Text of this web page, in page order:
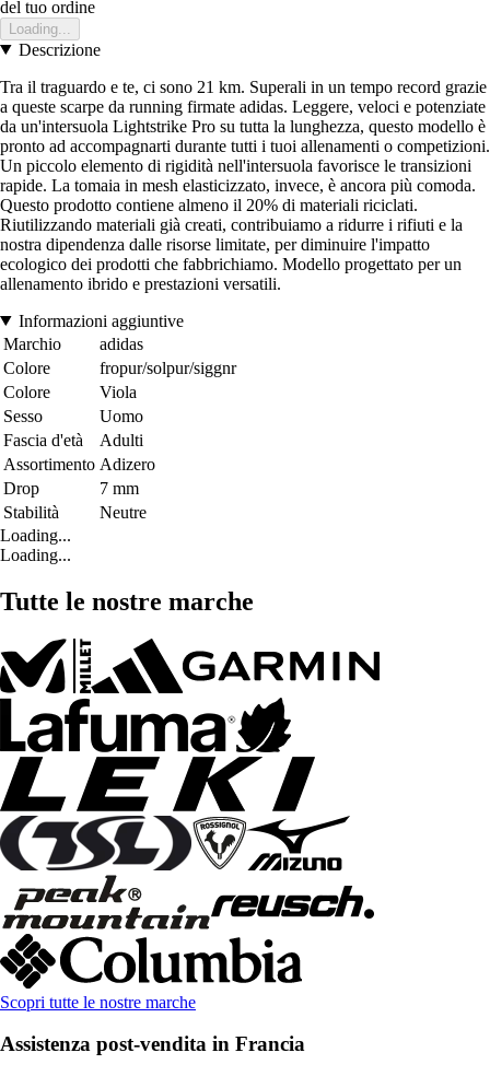
del tuo ordine
Loading...
Descrizione
Tra il traguardo e te, ci sono 21 km. Superali in un tempo record grazie
a queste scarpe da running firmate adidas. Leggere, veloci e potenziate
da un'intersuola Lightstrike Pro su tutta la lunghezza, questo modello è
pronto ad accompagnarti durante tutti i tuoi allenamenti o competizioni.
Un piccolo elemento di rigidità nell'intersuola favorisce le transizioni
rapide. La tomaia in mesh elasticizzato, invece, è ancora più comoda.
Questo prodotto contiene almeno il 20% di materiali riciclati.
Riutilizzando materiali già creati, contribuiamo a ridurre i rifiuti e la
nostra dipendenza dalle risorse limitate, per diminuire l'impatto
ecologico dei prodotti che fabbrichiamo. Modello progettato per un
allenamento ibrido e prestazioni versatili.
Informazioni aggiuntive
Marchio
adidas
Colore
fropur/solpur/siggnr
Colore
Viola
Sesso
Uomo
Fascia d'età
Adulti
Assortimento Adizero
Drop
7 mm
Stabilità
Neutre
Loading...
Loading...
Tutte le nostre marche
Scopri tutte le nostre marche
Assistenza post-vendita in Francia